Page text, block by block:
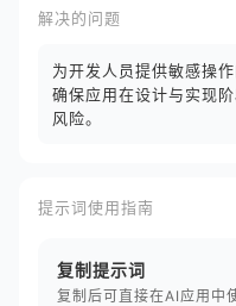
解决的问题
为开发人员提供敏感操
确保应用在设计与实现
风险。
提示词使用指南
复制提示词
复制后可直接在AI应用中